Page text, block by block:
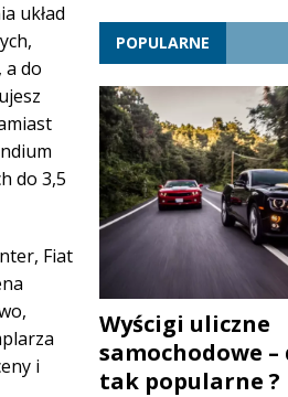
układ
a do
do 3,5
Fiat
i
POPULARNE
Wyścigi uliczne
samochodowe –
tak popularne ?